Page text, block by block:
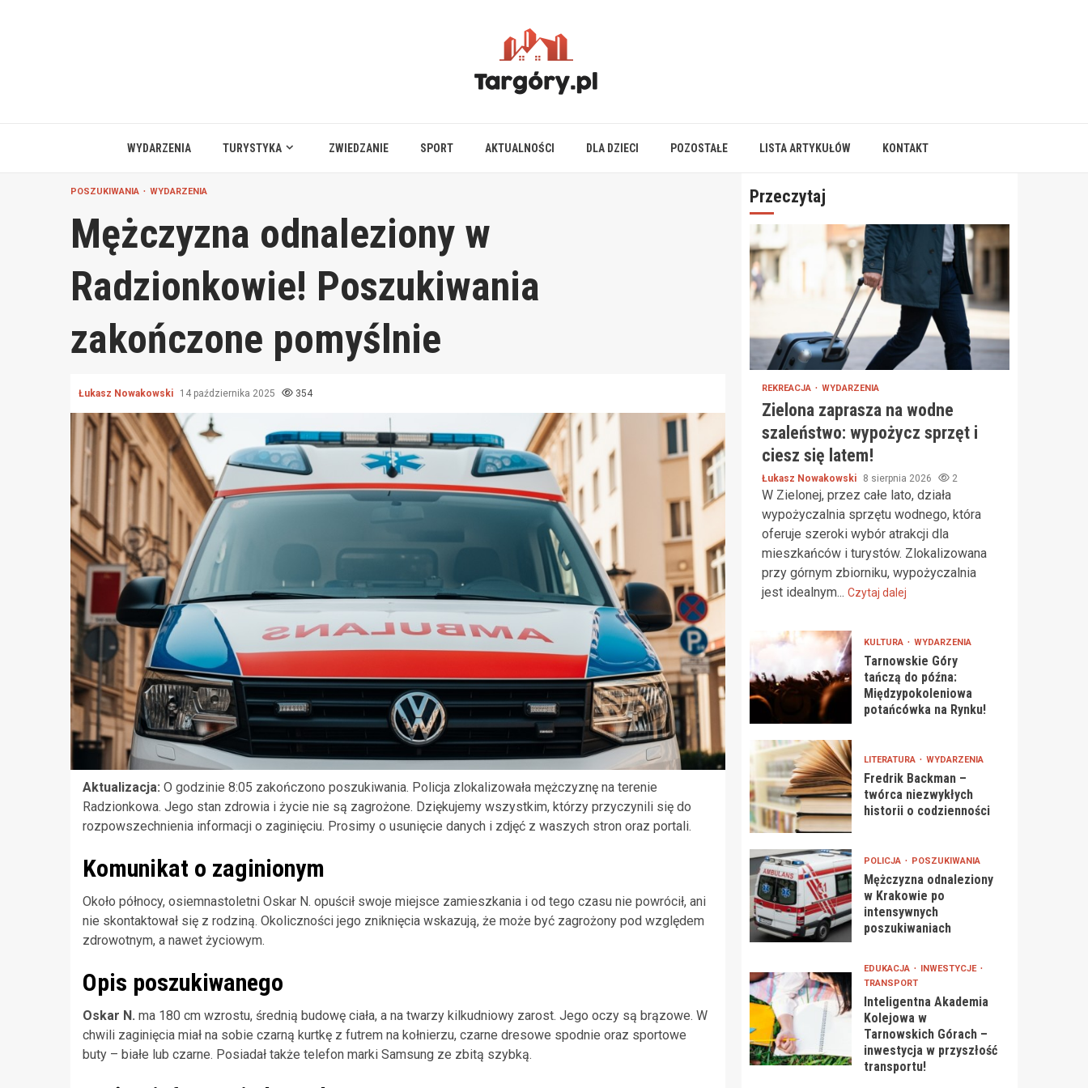
WYDARZENIA TURYSTYKA ZWIEDZANIE SPORT AKTUALNOŚCI DLA DZIECI POZOSTAŁE LISTA ARTYKUŁÓW KONTAKT
POSZUKIWANIA WYDARZENIA
Mężczyzna odnaleziony w
Radzionkowie! Poszukiwania
zakończone pomyślnie
Łukasz Nowakowski 14 października 2025 354
Aktualizacja: O godzinie 8:05 zakończono poszukiwania. Policja zlokalizowała mężczyznę na terenie
Radzionkowa. Jego stan zdrowia i życie nie są zagrożone. Dziękujemy wszystkim, którzy przyczynili się do
rozpowszechnienia informacji o zaginięciu. Prosimy o usunięcie danych i zdjęć z waszych stron oraz portali.
Komunikat o zaginionym
Około północy, osiemnastoletni Oskar N. opuścił swoje miejsce zamieszkania i od tego czasu nie powrócił, ani
nie skontaktował się z rodziną. Okoliczności jego zniknięcia wskazują, że może być zagrożony pod względem
zdrowotnym, a nawet życiowym.
Opis poszukiwanego
Oskar N. ma 180 cm wzrostu, średnią budowę ciała, a na twarzy kilkudniowy zarost. Jego oczy są brązowe. W
chwili zaginięcia miał na sobie czarną kurtkę z futrem na kołnierzu, czarne dresowe spodnie oraz sportowe
buty – białe lub czarne. Posiadał także telefon marki Samsung ze zbitą szybką.
Przeczytaj
REKREACJA WYDARZENIA
Zielona zaprasza na wodne
szaleństwo: wypożycz sprzęt i
ciesz się latem!
Łukasz Nowakowski 8 sierpnia 2026 2
W Zielonej, przez całe lato, działa
wypożyczalnia sprzętu wodnego, która
oferuje szeroki wybór atrakcji dla
mieszkańców i turystów. Zlokalizowana
przy górnym zbiorniku, wypożyczalnia
jest idealnym... Czytaj dalej
KULTURA WYDARZENIA
Tarnowskie Góry
tańczą do późna:
Międzypokoleniowa
potańcówka na Rynku!
LITERATURA WYDARZENIA
Fredrik Backman –
twórca niezwykłych
historii o codzienności
POLICJA POSZUKIWANIA
Mężczyzna odnaleziony
w Krakowie po
intensywnych
poszukiwaniach
EDUKACJA
INWESTYCJE
TRANSPORT
Inteligentna Akademia
Kolejowa w
Tarnowskich Górach –
inwestycja w przyszłość
transportu!